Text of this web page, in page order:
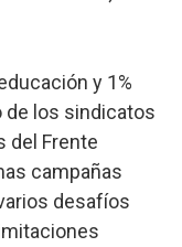
y 1%
de los sindicatos
del Frente
campañas
desafíos